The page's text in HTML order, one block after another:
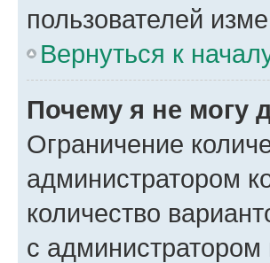
пользователей
Вернуться к
Почему я не могу
Ограничение
администратором
количество
с